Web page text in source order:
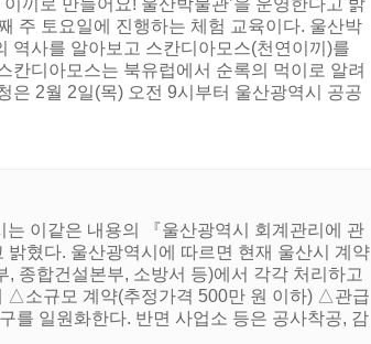
끼로 만들어요! 울산박물관’을 운영한다고 밝
주 토요일에 진행하는 체험 교육이다. 울산박
역사를 알아보고 스칸디아모스(천연이끼)를
칸디아모스는 북유럽에서 순록의 먹이로 알려
은 2월 2일(목) 오전 9시부터 울산광역시 공공
이같은 내용의 『울산광역시 회계관리에 관
혔다. 울산광역시에 따르면 현재 울산시 계약
종합건설본부, 소방서 등)에서 각각 처리하고
△소규모 계약(추정가격 500만 원 이하) △관급
를 일원화한다. 반면 사업소 등은 공사착공, 감